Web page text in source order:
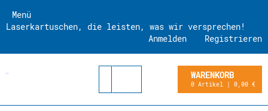
Menü
Laserkartuschen, die leisten, was wir versprechen!
Registrieren
Anmelden
WARENKORB
0 Artikel | 0,00 €